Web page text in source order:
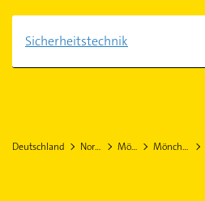
Sicherheitstechnik
Deutschland Nordrhein-Westfalen Mönchengladbach Mönchengladbach Stadtteil Voosen